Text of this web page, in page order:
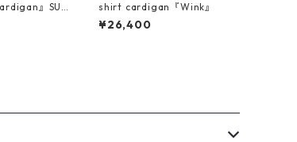
』SUK
shirt cardigan『Wink』
¥26,400